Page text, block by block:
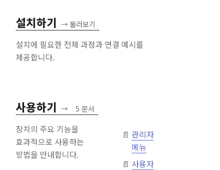
설치하기 →둘러보기
설치에 필요한 전체 과정과 연결 예시를
제공합니다.
사용하기 → 5 문서
장치의 주요 기능을
효과적으로 사용하는
방법을 안내합니다.
관리자
메뉴
사용자